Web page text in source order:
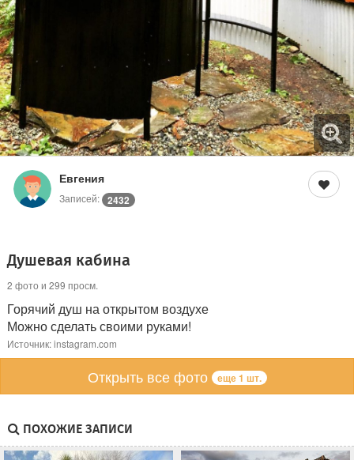
Евгения
Записей: 2432
Душевая кабина
2 фото и 299 просм.
Горячий душ на открытом воздухе
Можно сделать своими руками!
Источник: instagram.com
Открыть все фото еще 1 шт.
ПОХОЖИЕ ЗАПИСИ